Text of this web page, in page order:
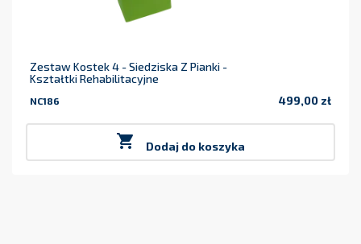
Zestaw Kostek 4 - Siedziska Z Pianki -
Kształtki Rehabilitacyjne
NC186 499,00 zł
 Dodaj do koszyka